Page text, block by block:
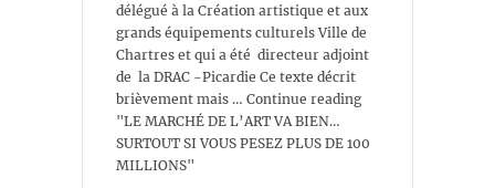
délégué à la Création artistique et aux
grands équipements culturels Ville de
Chartres et qui a été directeur adjoint
de la DRAC -Picardie Ce texte décrit
brièvement mais … Continue reading
"LE MARCHÉ DE L’ART VA BIEN…
SURTOUT SI VOUS PESEZ PLUS DE 100
MILLIONS"